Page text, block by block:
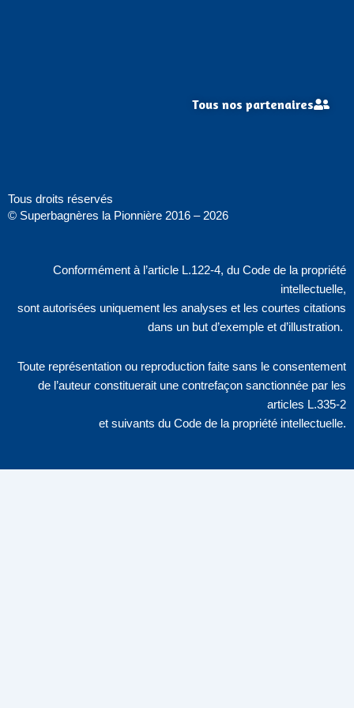
Tous nos partenaires
Tous droits réservés
© Superbagnères la Pionnière 2016 – 2026
Conformément à l’article L.122-4, du Code de la propriété
intellectuelle,
sont autorisées uniquement les analyses et les courtes citations
dans un but d’exemple et d’illustration.
Toute représentation ou reproduction faite sans le consentement
de l’auteur constituerait une contrefaçon sanctionnée par les
articles L.335-2
et suivants du Code de la propriété intellectuelle.